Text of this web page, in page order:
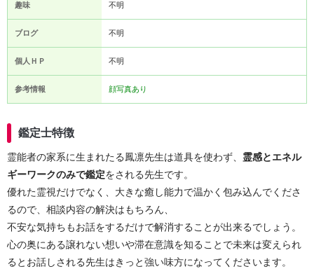
趣味 不明
ブログ 不明
個人ＨＰ 不明
参考情報 顔写真あり
鑑定士特徴
霊能者の家系に生まれたる鳳凛先生は道具を使わず、 霊感とエネル
ギーワークのみで鑑定をされる先生です。
優れた霊視だけでなく、大きな癒し能力で温かく包み込んでくださ
るので、相談内容の解決はもちろん、
不安な気持ちもお話をするだけで解消することが出来るでしょう。
心の奥にある譲れない想いや滞在意識を知ることで未来は変えられ
るとお話しされる先生はきっと強い味方になってくださいます。